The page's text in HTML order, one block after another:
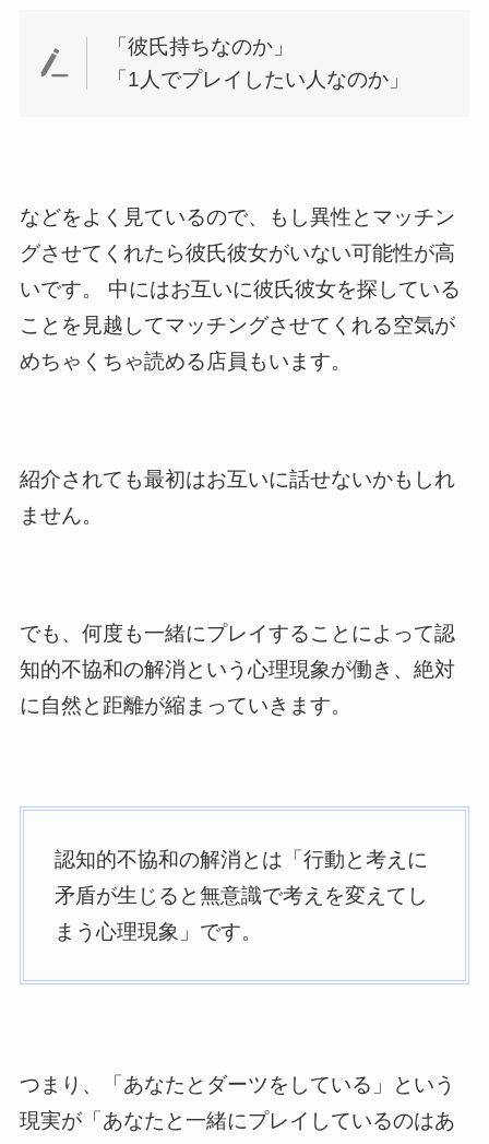
「彼氏持ちなのか」
「1人でプレイしたい人なのか」
などをよく見ているので、もし異性とマッチン
グさせてくれたら彼氏彼女がいない可能性が高
いです。 中にはお互いに彼氏彼女を探している
ことを見越してマッチングさせてくれる空気が
めちゃくちゃ読める店員もいます。
紹介されても最初はお互いに話せないかもしれ
ません。
でも、何度も一緒にプレイすることによって認
知的不協和の解消という心理現象が働き、絶対
に自然と距離が縮まっていきます。
認知的不協和の解消とは「行動と考えに
矛盾が生じると無意識で考えを変えてし
まう心理現象」です。
つまり、「あなたとダーツをしている」という
現実が「あなたと一緒にプレイしているのはあ